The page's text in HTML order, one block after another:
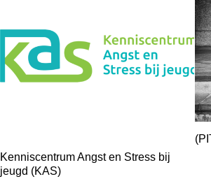
Kenniscentrum Angst en Stress bij
jeugd (KAS)